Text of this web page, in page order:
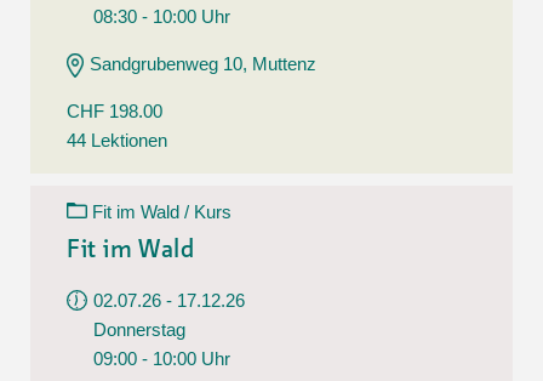
08:30 - 10:00 Uhr
Sandgrubenweg 10, Muttenz
CHF 198.00
44 Lektionen
Fit im Wald / Kurs
Fit im Wald
02.07.26 - 17.12.26
Donnerstag
09:00 - 10:00 Uhr